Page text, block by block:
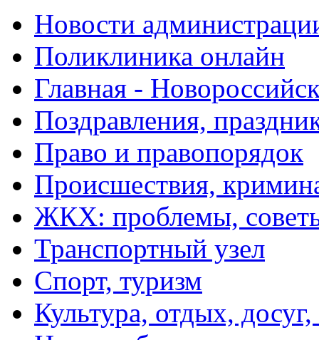
Новости
Поликлиника онлайн
Главная -
Поздравления,
Право и правопорядок
Происшествия,
ЖКХ: проблемы,
Транспортный узел
Спорт, туризм
Культура, отдых,